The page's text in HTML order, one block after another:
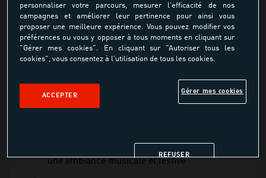
Entrée Soirée
À partir de
une ambiance musicale et festive
personnaliser votre parcours, mesurer l'efficacité de nos
campagnes et améliorer leur pertinence pour ainsi vous
proposer une meilleure expérience. Vous pouvez modifier vos
préférences ou vous y opposer à tous moments en cliquant sur
"Gérer mes cookies". En cliquant sur "Autoriser tous les
cookies", vous consentez à l'utilisation de tous les cookies.
Gérer mes cookies
REFUSER
ACCEPTER